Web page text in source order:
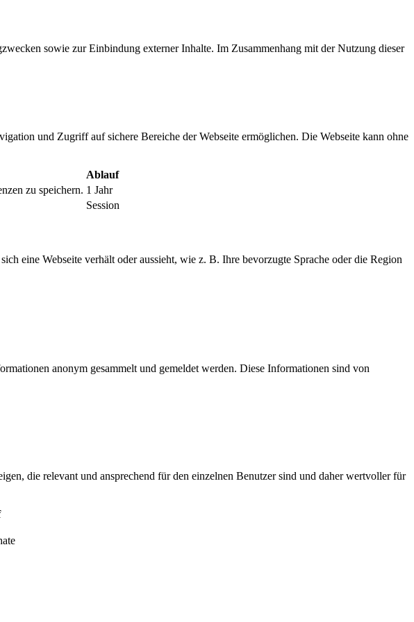
sowie zur Einbindung externer Inhalte. Im Zusammenhang mit der Nutzung dieser
und Zugriff auf sichere Bereiche der Webseite ermöglichen. Die Webseite kann ohne
Ablauf
zu speichern. 1 Jahr
Session
eine Webseite verhält oder aussieht, wie z. B. Ihre bevorzugte Sprache oder die Region
anonym gesammelt und gemeldet werden. Diese Informationen sind von
die relevant und ansprechend für den einzelnen Benutzer sind und daher wertvoller für